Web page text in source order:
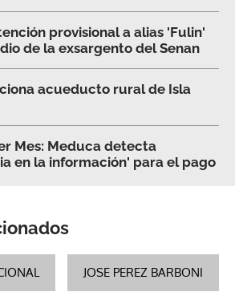
provisional a alias 'Fulin'
de la exsargento del Senan
acueducto rural de Isla
Mes: Meduca detecta
en la información' para el pago
JOSE PEREZ BARBONI